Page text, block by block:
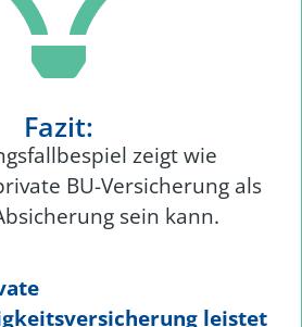
Fazit:
zeigt wie
BU-Versicherung als
sein kann.
leistet